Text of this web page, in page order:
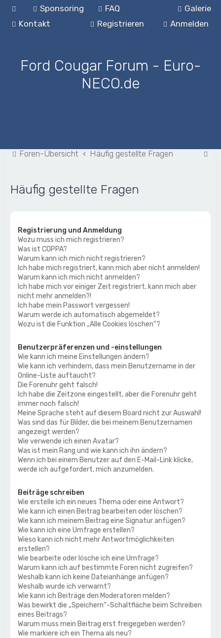
Galerie
Sponsoring
FAQ
Kontakt
Anmelden
Registrieren
Ford Cougar Forum - Euro-
NECO.de
Foren-Übersicht Häufig gestellte Fragen
Häufig gestellte Fragen
Registrierung und Anmeldung
Wozu muss ich mich registrieren?
Was ist COPPA?
Warum kann ich mich nicht registrieren?
Ich habe mich registriert, kann mich aber nicht anmelden!
Warum kann ich mich nicht anmelden?
Ich habe mich vor einiger Zeit registriert, kann mich aber
nicht mehr anmelden?!
Ich habe mein Passwort vergessen!
Warum werde ich automatisch abgemeldet?
Wozu ist die Funktion „Alle Cookies löschen“?
Benutzerpräferenzen und -einstellungen
Wie kann ich meine Einstellungen ändern?
Wie kann ich verhindern, dass mein Benutzername in der
Online-Liste auftaucht?
Die Forenuhr geht falsch!
Ich habe die Zeitzone eingestellt, aber die Forenuhr geht
immer noch falsch!
Meine Sprache steht auf diesem Board nicht zur Auswahl!
Was sind das für Bilder, die bei meinem Benutzernamen
angezeigt werden?
Wie verwende ich einen Avatar?
Was ist mein Rang und wie kann ich ihn ändern?
Wenn ich bei einem Benutzer auf den E-Mail-Link klicke,
werde ich aufgefordert, mich anzumelden.
Beiträge schreiben
Wie erstelle ich ein neues Thema oder eine Antwort?
Wie kann ich einen Beitrag bearbeiten oder löschen?
Wie kann ich meinem Beitrag eine Signatur anfügen?
Wie kann ich eine Umfrage erstellen?
Wieso kann ich nicht mehr Antwortmöglichkeiten
erstellen?
Wie bearbeite oder lösche ich eine Umfrage?
Warum kann ich auf bestimmte Foren nicht zugreifen?
Weshalb kann ich keine Dateianhänge anfügen?
Weshalb wurde ich verwarnt?
Wie kann ich Beiträge den Moderatoren melden?
Was bewirkt die „Speichern“-Schaltfläche beim Schreiben
eines Beitrags?
Warum muss mein Beitrag erst freigegeben werden?
Wie markiere ich ein Thema als neu?